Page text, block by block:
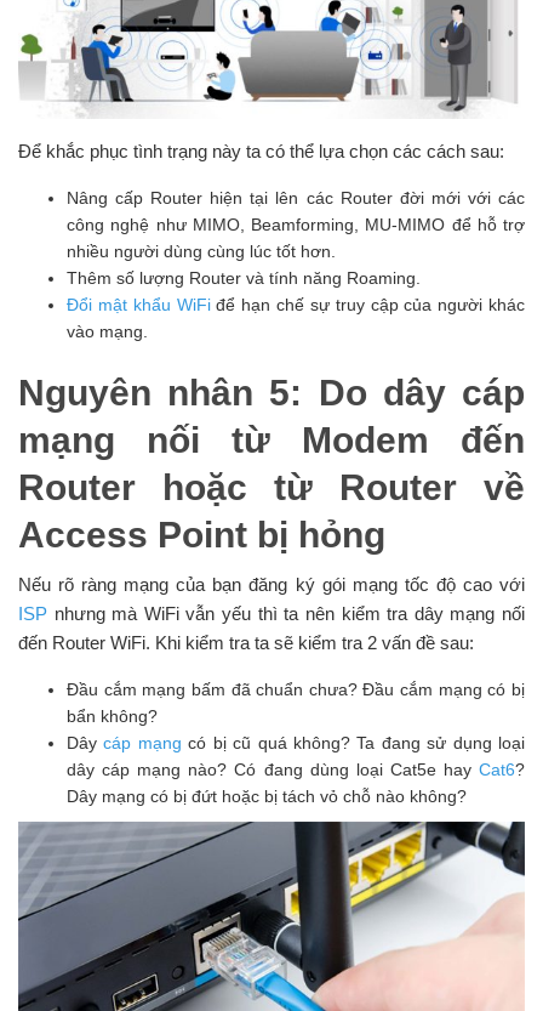
Để khắc phục tình trạng này ta có thể lựa chọn các cách sau:
Nâng cấp Router hiện tại lên các Router đời mới với các
công nghệ như MIMO, Beamforming, MU-MIMO để hỗ trợ
nhiều người dùng cùng lúc tốt hơn.
Thêm số lượng Router và tính năng Roaming.
Đổi mật khẩu WiFiđể hạn chế sự truy cập của người khác
vào mạng.
Nguyên nhân 5: Do dây cáp
mạng nối từ Modem đến
Router hoặc từ Router về
Access Point bị hỏng
Nếu rõ ràng mạng của bạn đăng ký gói mạng tốc độ cao với
ISP nhưng mà WiFi vẫn yếu thì ta nên kiểm tra dây mạng nối
đến Router WiFi. Khi kiểm tra ta sẽ kiểm tra 2 vấn đề sau:
Đầu cắm mạng bấm đã chuẩn chưa? Đầu cắm mạng có bị
bẩn không?
Dâycáp mạng có bị cũ quá không? Ta đang sử dụng loại
dây cáp mạng nào? Có đang dùng loại Cat5e hay Cat6?
Dây mạng có bị đứt hoặc bị tách vỏ chỗ nào không?